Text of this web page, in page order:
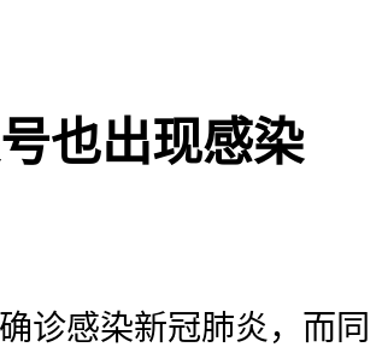
也出现感染
诊感染新冠肺炎，而同